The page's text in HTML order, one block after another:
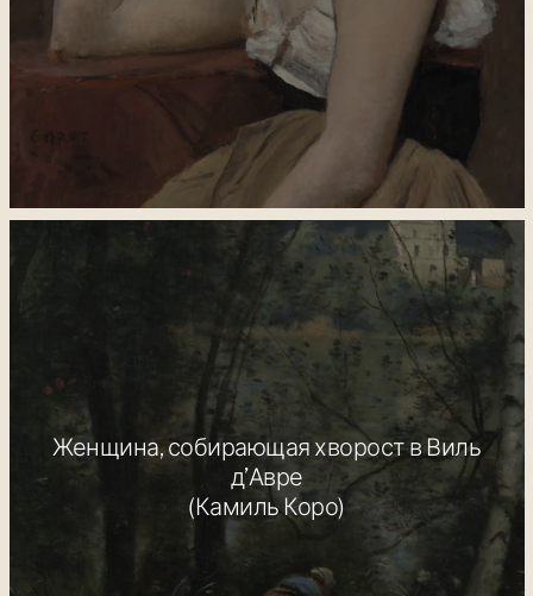
Женщина, собирающая хворост в Виль
д’Авре
(Камиль Коро)